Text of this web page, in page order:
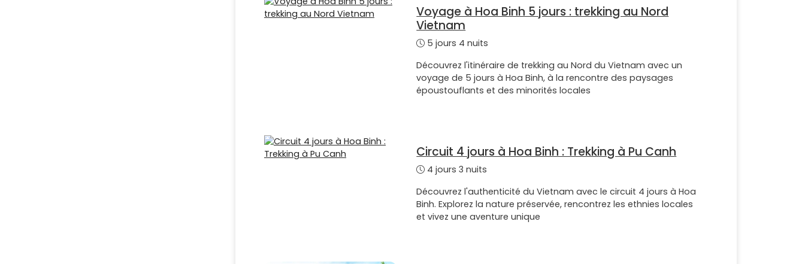
Voyage à Hoa Binh 5 jours : trekking au Nord
Vietnam
5 jours 4 nuits
Découvrez l'itinéraire de trekking au Nord du Vietnam avec un
voyage de 5 jours à Hoa Binh, à la rencontre des paysages
époustouflants et des minorités locales
Circuit 4 jours à Hoa Binh : Trekking à Pu Canh
4 jours 3 nuits
Découvrez l'authenticité du Vietnam avec le circuit 4 jours à Hoa
Binh. Explorez la nature préservée, rencontrez les ethnies locales
et vivez une aventure unique